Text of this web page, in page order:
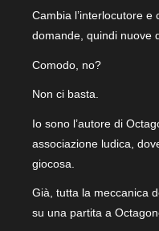
Cambia l’interlocutore
domande, quindi nuove
Comodo, no?
Non ci basta.
Io sono l’autore di
associazione ludica,
giocosa.
Già, tutta la meccanica
su una partita a